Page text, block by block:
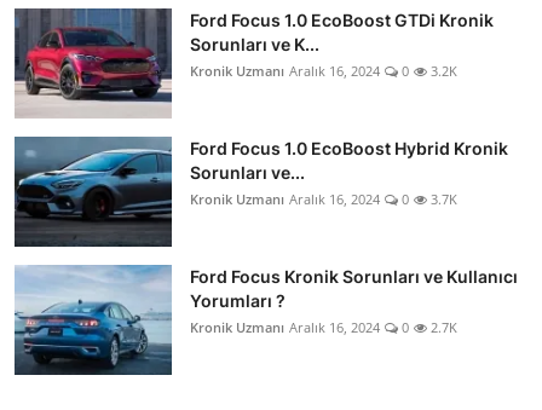
Ford Focus 1.0 EcoBoost GTDi Kronik
Sorunları ve K...
Kronik Uzmanı Aralık 16, 2024 0 3.2K
Ford Focus 1.0 EcoBoost Hybrid Kronik
Sorunları ve...
Kronik Uzmanı Aralık 16, 2024 0 3.7K
Ford Focus Kronik Sorunları ve Kullanıcı
Yorumları ?
Kronik Uzmanı Aralık 16, 2024 0 2.7K